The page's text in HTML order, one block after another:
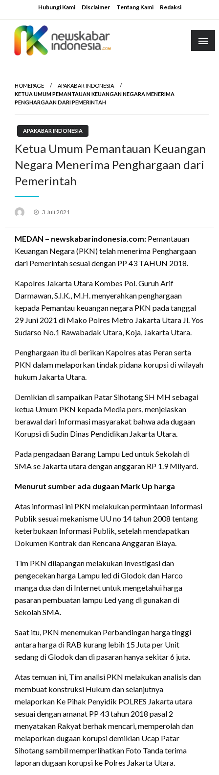
to
content
Hubungi Kami Disclaimer Tentang Kami Redaksi
HOMEPAGE
APAKABAR INDONESIA
KETUA UMUM PEMANTAUAN KEUANGAN NEGARA MENERIMA
PENGHARGAAN DARI PEMERINTAH
APAKABAR INDONESIA
Ketua Umum Pemantauan Keuangan
Negara Menerima Penghargaan dari
Pemerintah
Posted
3 Juli 2021
MEDAN – newskabarindonesia.com: Pemantauan
Keuangan Negara (PKN) telah menerima Penghargaan
dari Pemerintah sesuai dengan PP 43 TAHUN 2018.
Kapolres Jakarta Utara Kombes Pol. Guruh Arif
Darmawan, S.I.K., M.H. menyerahkan penghargaan
kepada Pemantau keuangan negara PKN pada tanggal
29 Juni 2021 di Mako Polres Metro Jakarta Utara Jl. Yos
Sudarso No.1 Rawabadak Utara, Koja, Jakarta Utara.
Penghargaan itu di berikan Kapolres atas Peran serta
PKN dalam melaporkan tindak pidana korupsi di wilayah
hukum Jakarta Utara.
Demikian di sampaikan Patar Sihotang SH MH sebagai
ketua Umum PKN kepada Media pers, menjelaskan
berawal dari Informasi masyarakat bahwa ada dugaan
Korupsi di Sudin Dinas Pendidikan Jakarta Utara.
Pada pengadaan Barang Lampu Led untuk Sekolah di
SMA se Jakarta utara dengan anggaran RP 1.9 Milyard.
Menurut sumber ada dugaan Mark Up harga
Atas informasi ini PKN melakukan permintaan Informasi
Publik sesuai mekanisme UU no 14 tahun 2008 tentang
keterbukaan Informasi Publik, setelah mendapatkan
Dokumen Kontrak dan Rencana Anggaran Biaya.
Tim PKN dilapangan melakukan Investigasi dan
pengecekan harga Lampu led di Glodok dan Harco
manga dua dan di Internet untuk mengetahui harga
pasaran pembuatan lampu Led yang di gunakan di
Sekolah SMA.
Saat itu, PKN menemukan Perbandingan harga tinggi
antara harga di RAB kurang lebih 15 Juta per Unit
sedang di Glodok dan di pasaran hanya sekitar 6 juta.
Atas temuan ini, Tim analisi PKN melakukan analisis dan
membuat konstruksi Hukum dan selanjutnya
melaporkan Ke Pihak Penyidik POLRES Jakarta utara
sesuai dengan amanat PP 43 tahun 2018 pasal 2
menyatakan Rakyat berhak mencari, memperolah dan
melaporkan dugaan korupsi demikian Ucap Patar
Sihotang sambil memperlihatkan Foto Tanda terima
laporan dugaan korupsi ke Polres Jakarta Utara.